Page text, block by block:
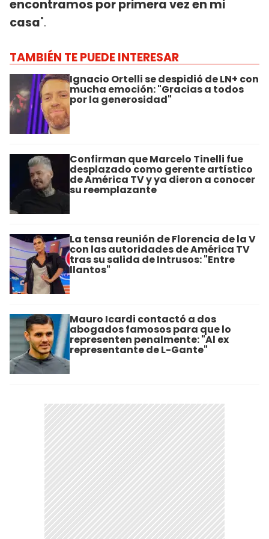
encontramos por primera vez en mi
casa".
TAMBIÉN TE PUEDE INTERESAR
Ignacio Ortelli se despidió de LN+ con
mucha emoción: "Gracias a todos
por la generosidad"
Confirman que Marcelo Tinelli fue
desplazado como gerente artístico
de América TV y ya dieron a conocer
su reemplazante
La tensa reunión de Florencia de la V
con las autoridades de América TV
tras su salida de Intrusos: "Entre
llantos"
Mauro Icardi contactó a dos
abogados famosos para que lo
representen penalmente: "Al ex
representante de L-Gante"